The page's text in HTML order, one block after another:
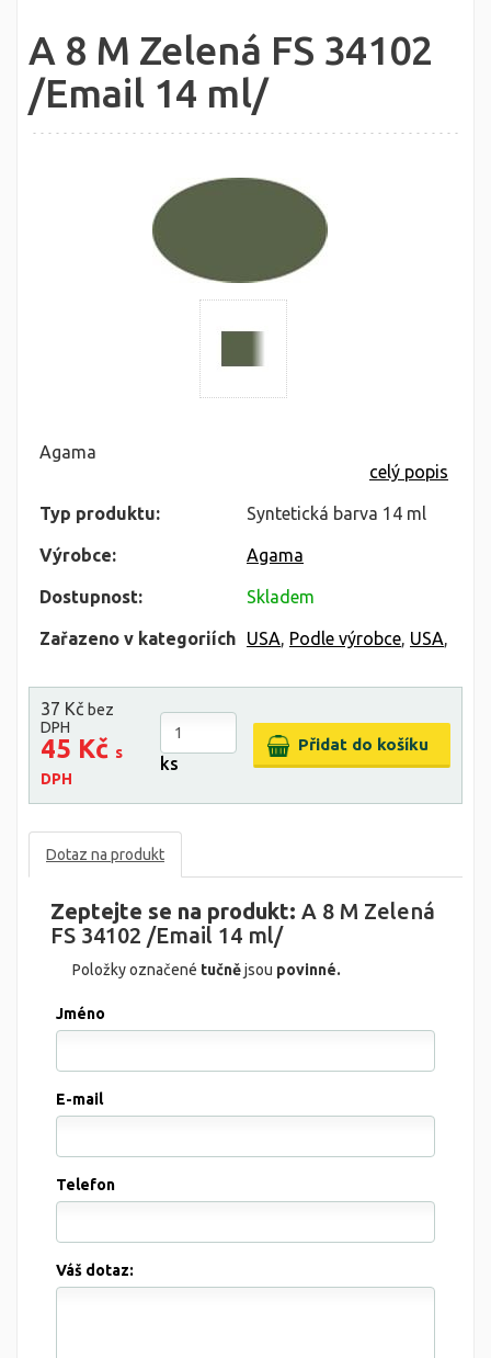
A 8 M Zelená FS 34102
/Email 14 ml/
Agama
celý popis
Typ produktu: Syntetická barva 14 ml
Výrobce: Agama
Dostupnost: Skladem
Zařazeno v kategoriích USA, Podle výrobce, USA,
37 Kč bez
DPH
45 Kč s
DPH
ks
Dotaz na produkt
Zeptejte se na produkt: A 8 M Zelená
FS 34102 /Email 14 ml/
Položky označené tučnějsou povinné.
Jméno
E-mail
Telefon
Váš dotaz: